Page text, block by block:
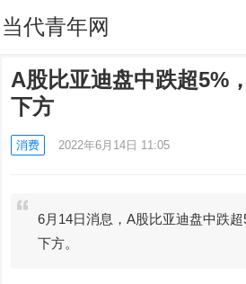
当代青年网
A股比亚迪盘中跌超5%
下方
消费 2022年6月14日 11:05
6月14日消息，A股比亚迪盘中跌
下方。